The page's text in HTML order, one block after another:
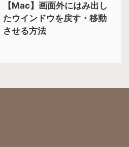
【Mac】画面外にはみ出し
たウインドウを戻す・移動
させる方法